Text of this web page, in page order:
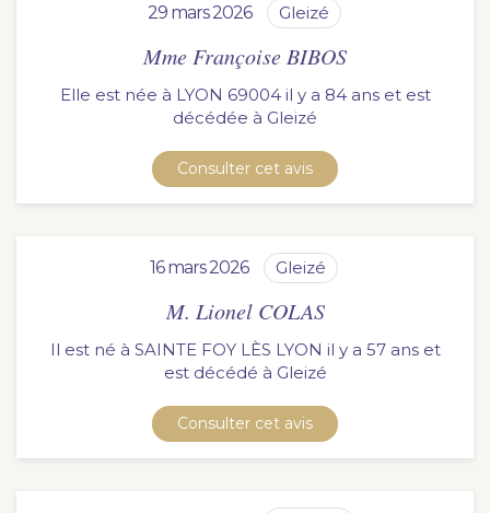
29 mars 2026 gleizé
Mme Françoise BIBOS
Elle est née à LYON 69004 il y a 84 ans et est
décédée à
gleizé
Consulter cet avis
16 mars 2026 gleizé
M. Lionel COLAS
Il est né à SAINTE FOY LÈS LYON il y a 57 ans et
est décédé à
gleizé
Consulter cet avis